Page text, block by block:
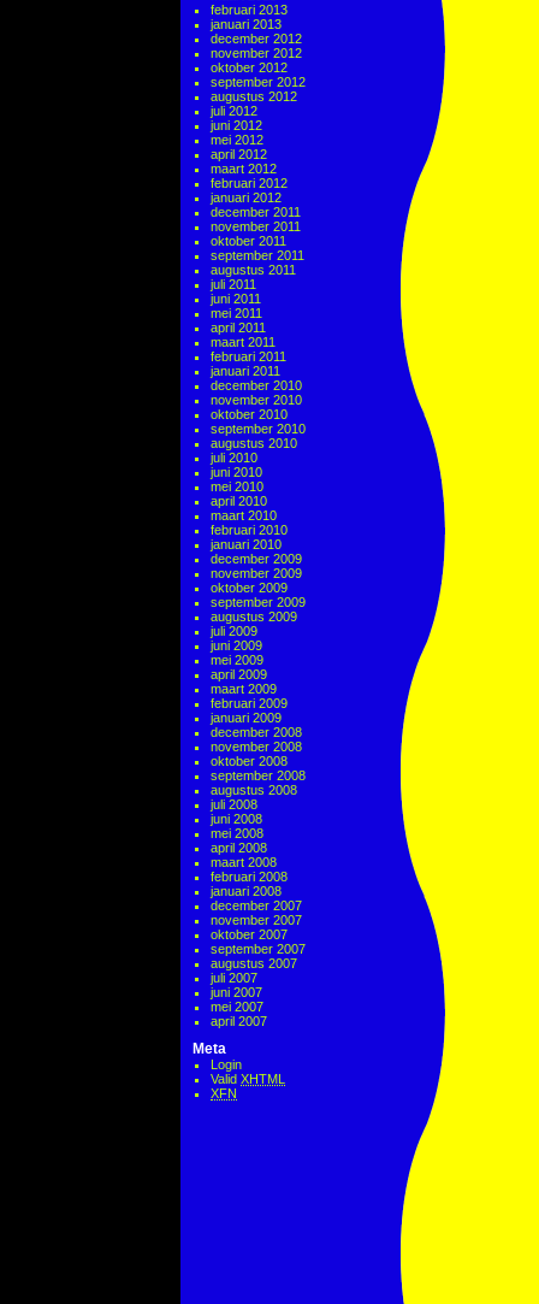
februari 2013
januari 2013
december 2012
november 2012
oktober 2012
september 2012
augustus 2012
juli 2012
juni 2012
mei 2012
april 2012
maart 2012
februari 2012
januari 2012
december 2011
november 2011
oktober 2011
september 2011
augustus 2011
juli 2011
juni 2011
mei 2011
april 2011
maart 2011
februari 2011
januari 2011
december 2010
november 2010
oktober 2010
september 2010
augustus 2010
juli 2010
juni 2010
mei 2010
april 2010
maart 2010
februari 2010
januari 2010
december 2009
november 2009
oktober 2009
september 2009
augustus 2009
juli 2009
juni 2009
mei 2009
april 2009
maart 2009
februari 2009
januari 2009
december 2008
november 2008
oktober 2008
september 2008
augustus 2008
juli 2008
juni 2008
mei 2008
april 2008
maart 2008
februari 2008
januari 2008
december 2007
november 2007
oktober 2007
september 2007
augustus 2007
juli 2007
juni 2007
mei 2007
april 2007
Meta
Login
Valid XHTML
XFN